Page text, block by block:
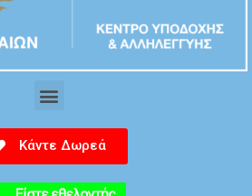
Κάντε Δωρεά